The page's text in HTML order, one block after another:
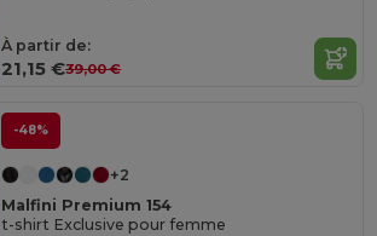
À partir de:
21,15 €39,00 €
-48%
+2
Malfini Premium 154
t-shirt Exclusive pour femme